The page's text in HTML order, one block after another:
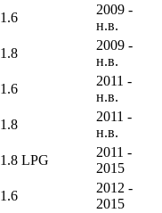
1.6
2009 -
н.в.
1.8
2009 -
н.в.
1.6
2011 -
н.в.
1.8
2011 -
н.в.
1.8 LPG
2011 -
2015
1.6
2012 -
2015